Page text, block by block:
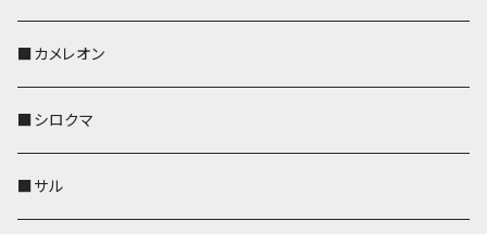
その他
靴下・ミニタオル
その他
スマホケース
財布
靴下・ミニタオル
靴下・ミニタオル
財布
その他
レザートレイ
財布
靴下・ミニタオル
KONBU
AppleWatchバンド
ペットボトルホルダー
ペンホルダー
ペットボトルホルダー
AppleWatchバンド
財布
キーケース
名刺入れ・カードケース
AppleWatchバンド
ペンホルダー
IDカードケース
ペットボトルホルダー
名刺入れ
AppleWatchバンド
メガネケース
メガネケース
リール付きストラップ
リールのみ
ペットボトルホルダー
メガネケース
名刺入れ
財布
■カメレオン
■シロクマ
■サル